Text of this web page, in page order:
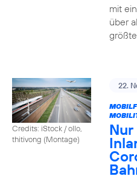
mit
über
Credits: iStock / ollo,
thitivong (Montage)
22.